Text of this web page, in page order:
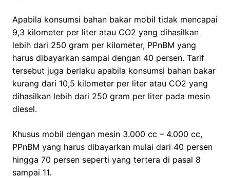
Apabila konsumsi bahan bakar mobil tidak mencapai
9,3 kilometer per liter atau CO2 yang dihasilkan
lebih dari 250 gram per kilometer, PPnBM yang
harus dibayarkan sampai dengan 40 persen. Tarif
tersebut juga berlaku apabila konsumsi bahan bakar
kurang dari 10,5 kilometer per liter atau CO2 yang
dihasilkan lebih dari 250 gram per liter pada mesin
diesel.
Khusus mobil dengan mesin 3.000 cc – 4.000 cc,
PPnBM yang harus dibayarkan mulai dari 40 persen
hingga 70 persen seperti yang tertera di pasal 8
sampai 11.